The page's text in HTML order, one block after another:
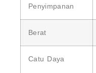
Penyimpanan
Berat
Catu Daya